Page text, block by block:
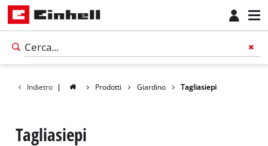
Indietro | Prodotti Giardino Tagliasiepi
Tagliasiepi